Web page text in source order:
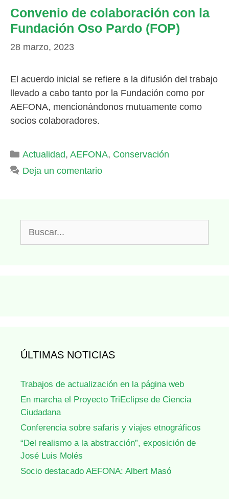
Convenio de colaboración con la
Fundación Oso Pardo (FOP)
28 marzo, 2023
El acuerdo inicial se refiere a la difusión del trabajo
llevado a cabo tanto por la Fundación como por
AEFONA, mencionándonos mutuamente como
socios colaboradores.
Categorías
Actualidad, AEFONA, Conservación
Deja un comentario
ÚLTIMAS NOTICIAS
Trabajos de actualización en la página web
En marcha el Proyecto TriEclipse de Ciencia
Ciudadana
Conferencia sobre safaris y viajes etnográficos
“Del realismo a la abstracción”, exposición de
José Luis Molés
Socio destacado AEFONA: Albert Masó